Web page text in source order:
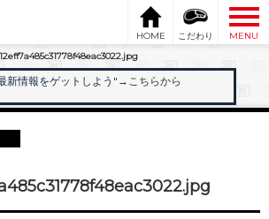
HOME こだわり
MENU
新情報をゲットしよう"→こちらから